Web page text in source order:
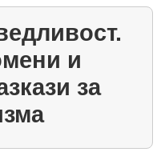
и
за